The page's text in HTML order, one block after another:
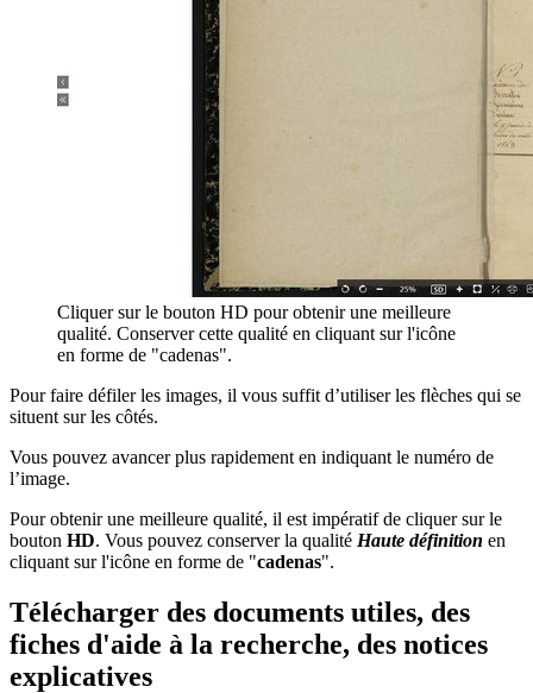
Cliquer sur le bouton HD pour obtenir une meilleure
qualité. Conserver cette qualité en cliquant sur l'icône
en forme de "cadenas".
Pour faire défiler les images, il vous suffit d’utiliser les flèches qui se
situent sur les côtés.
Vous pouvez avancer plus rapidement en indiquant le numéro de
l’image.
Pour obtenir une meilleure qualité, il est impératif de cliquer sur le
bouton HD. Vous pouvez conserver la qualité Haute définition en
cliquant sur l'icône en forme de "cadenas".
Télécharger des documents utiles, des
fiches d'aide à la recherche, des notices
explicatives